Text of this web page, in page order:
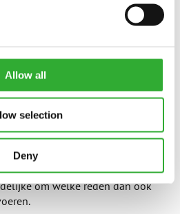
Allow all
selection
Deny
contact op te nemen met de
via e-mail
.
na ontvangst van het
de genomen maatregelen. De
als de
om welke reden dan ook